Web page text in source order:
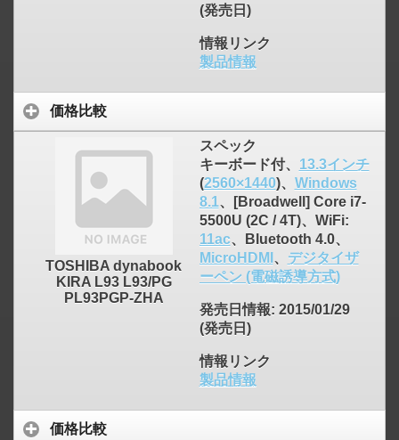
(発売日)
情報リンク
製品情報
価格比較
TOSHIBA dynabook
KIRA L93 L93/PG
PL93PGP-ZHA
スペック
キーボード付、 13.3インチ
(2560×1440)、 Windows
8.1、[Broadwell] Core i7-
5500U (2C / 4T)、WiFi:
11ac、Bluetooth 4.0、
MicroHDMI 、 デジタイザ
ーペン (電磁誘導方式)
発売日情報: 2015/01/29
(発売日)
情報リンク
製品情報
価格比較